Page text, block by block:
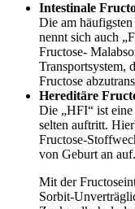
Intestinale
Die am
nennt sich auch
Fructose-
Transportsystem,
Fructose
Hereditäre
Die „HFI“ ist
selten auftritt.
Fructose-
von Geburt an auf.
Mit der
Sorbit-